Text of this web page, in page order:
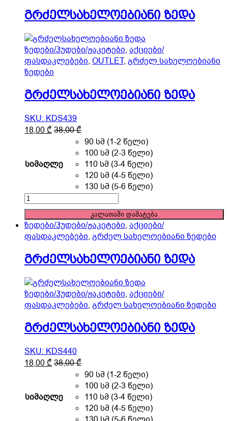
product
page
გრძელსახელოებიანი ზედა
ზედები/ჰუდები/ჟაკეტები, აქციები/
ფასდაკლებები, OUTLET, გრძელ სახელოებიანი
ზედები
გრძელსახელოებიანი ზედა
SKU: KDS439
18,00₾38,00₾This
product
has
multiple
variants.
The
options
may
be
chosen
on
the
product
სიმაღლე
90 სმ (1-2 წელი)
100 სმ (2-3 წელი)
110 სმ (3-4 წელი)
120 სმ (4-5 წელი)
130 სმ (5-6 წელი)
გრძელსახელოებიანი
ზედა
quantity
კალათაში დამატება
ზედები/ჰუდები/ჟაკეტები, აქციები/
ფასდაკლებები, გრძელ სახელოებიანი ზედები
გრძელსახელოებიანი ზედა
ზედები/ჰუდები/ჟაკეტები, აქციები/
ფასდაკლებები, გრძელ სახელოებიანი ზედები
გრძელსახელოებიანი ზედა
SKU: KDS440
18,00₾38,00₾This
product
has
multiple
variants.
The
სიმაღლე
90 სმ (1-2 წელი)
100 სმ (2-3 წელი)
110 სმ (3-4 წელი)
120 სმ (4-5 წელი)